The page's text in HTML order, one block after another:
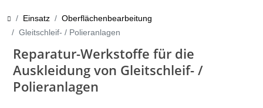
Einsatz
Oberflächenbearbeitung
Gleitschleif- / Polieranlagen
Reparatur-Werkstoffe für die
Auskleidung von Gleitschleif- /
Polieranlagen